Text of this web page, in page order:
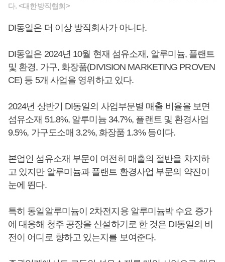
다. <대한방직협회>
DI동일은 더 이상 방직회사가 아니다.
DI동일은 2024년 10월 현재 섬유소재, 알루미늄, 플랜트
및 환경, 가구, 화장품(DIVISION MARKETING PROVEN
CE) 등 5개 사업을 영위하고 있다.
2024년 상반기 DI동일의 사업부문별 매출 비율을 보면
섬유소재 51.8%, 알루미늄 34.7%, 플랜트 및 환경사업
9.5%, 가구도소매 3.2%, 화장품 1.3% 등이다.
본업인 섬유소재 부문이 여전히 매출의 절반을 차지하
고 있지만 알루미늄과 플랜트 환경사업 부문의 약진이
눈에 뛴다.
특히 동일알루미늄이 2차전지용 알루미늄박 수요 증가
에 대응해 청주 공장을 신설하기로 한 것은 DI동일의 비
전이 어디로 향하고 있는지를 보여준다.